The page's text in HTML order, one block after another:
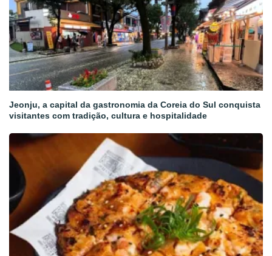
Jeonju, a capital da gastronomia da Coreia do Sul conquista
visitantes com tradição, cultura e hospitalidade